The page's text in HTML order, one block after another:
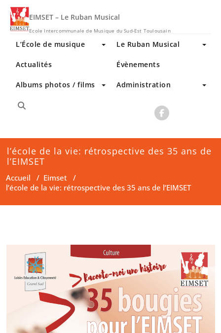
Skip
content
EIMSET – Le Ruban Musical
Ecole Intercommunale de Musique du Sud-Est Toulousain
L’École de musique Le Ruban Musical
Actualités Évènements
Albums photos / films Administration
l’école de la vie: rétrospective des 35 ans de
l’EIMSET
Accueil / Eimset /
l’école de la vie: rétrospective des 35 ans de l’EIMSET